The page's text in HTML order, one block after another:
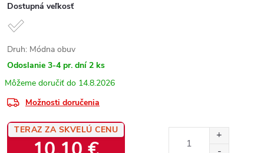
Dostupná veľkosť
Druh: Módna obuv
Odoslanie 3-4 pr. dní 2 ks
14.8.2026
Možnosti doručenia
TERAZ ZA SKVELÚ CENU